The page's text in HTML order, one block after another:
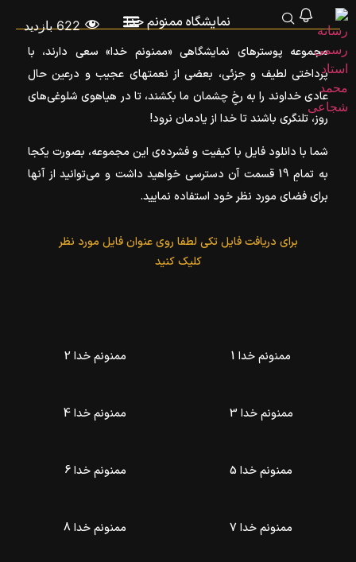
نمایشگاه ممنونم خدا 622 بازدید
مجموعه پوسترهای نمایشگاهی «ممنونم خدا» سعی دارند، با
پرداختی لطیف و جزئی، بعضی از نعمتهای عجیب و درعین حال
عادی خداوند را به رخِ چشمان ما بکشند، تا در هیاهوی شلوغی‌های
روز، تلنگری باشند تا خدا از یادمان نرود!
شما با دانلود فایل با کیفیت و فشرده‌ی این مجموعه، بصورت یکجا
به تمامِ 19 قسمت آن دسترسی خواهید داشت و می‌توانید از آنها
برای فضای مورد نظر خود استفاده نمایید.
برای دریافت فایل تکی لطفا روی عنوان فایل مورد نظر
کلیک کنید
ممنونم خدا 1 ممنونم خدا 2
ممنونم خدا 3 ممنونم خدا 4
ممنونم خدا 5 ممنونم خدا 6
ممنونم خدا 7 ممنونم خدا 8